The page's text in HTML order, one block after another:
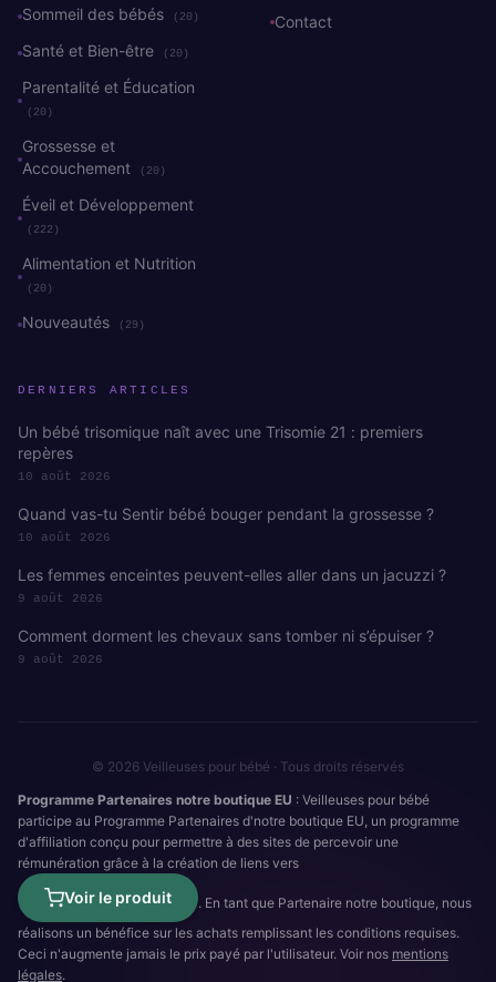
Sommeil des bébés (20)
Santé et Bien-être (20)
Parentalité et Éducation
(20)
Grossesse et
Accouchement
(20)
Éveil et Développement
(222)
Alimentation et Nutrition
(20)
Nouveautés (29)
Contact
DERNIERS ARTICLES
Un bébé trisomique naît avec une Trisomie 21 : premiers
repères
10 août 2026
Quand vas-tu Sentir bébé bouger pendant la grossesse ?
10 août 2026
Les femmes enceintes peuvent-elles aller dans un jacuzzi ?
9 août 2026
Comment dorment les chevaux sans tomber ni s’épuiser ?
9 août 2026
© 2026 Veilleuses pour bébé · Tous droits réservés
Programme Partenaires notre boutique EU : Veilleuses pour bébé
participe au Programme Partenaires d'notre boutique EU, un programme
d'affiliation conçu pour permettre à des sites de percevoir une
rémunération grâce à la création de liens vers
Voir le produit
. En tant que Partenaire notre boutique, nous
réalisons un bénéfice sur les achats remplissant les conditions requises.
Ceci n'augmente jamais le prix payé par l'utilisateur. Voir nos mentions
légales.